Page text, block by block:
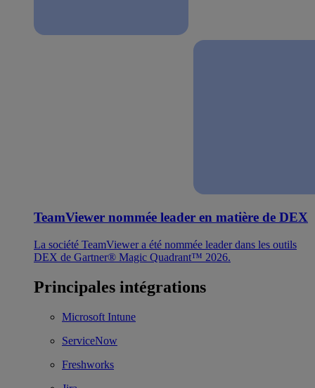
TeamViewer nommée leader en matière de DEX
La société TeamViewer a été nommée leader dans les outils
DEX de Gartner® Magic Quadrant™ 2026.
Principales intégrations
Microsoft Intune
ServiceNow
Freshworks